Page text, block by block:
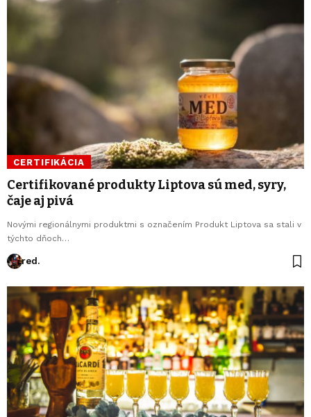
CERTIFIKÁCIA
Certifikované produkty Liptova sú med, syry,
čaje aj pivá
Novými regionálnymi produktmi s označením Produkt Liptova sa stali v
týchto dňoch…
red.